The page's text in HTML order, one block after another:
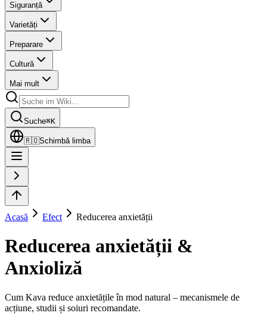
Siguranță
Varietăți
Preparare
Cultură
Mai mult
Suche⌘K
🇷🇴Schimbă limba
Acasă Efect Reducerea anxietății
Reducerea anxietății &
Anxioliză
Cum Kava reduce anxietățile în mod natural – mecanismele de
acțiune, studii și soiuri recomandate.